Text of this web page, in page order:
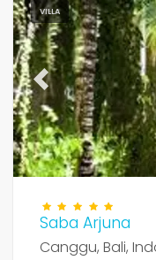
VILLA
Previous
Saba Arjuna
Canggu, Bali,